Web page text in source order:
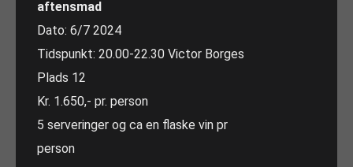
aftensmad
Dato: 6/7 2024
Tidspunkt: 20.00-22.30 Victor Borges
Plads 12
Kr. 1.650,- pr. person
5 serveringer og ca en flaske vin pr
person